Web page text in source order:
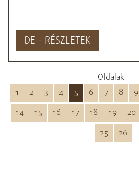
DE - RÉSZLETEK
Oldalak
1
2 3 4 5 6 7 8 9
14
15 16 17 18 19 20
25
26